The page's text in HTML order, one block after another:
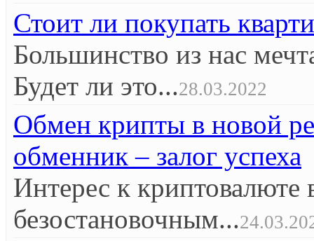
Стоит ли покупать
Большинство из нас
Будет ли это...28.03.2022
Обмен крипты в новой
обменник – залог успеха
Интерес к криптовалюте
безостановочным...